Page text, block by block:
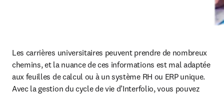
Les carrières universitaires peuvent prendre de nombreux
chemins, et la nuance de ces informations est mal adaptée
aux feuilles de calcul ou à un système RH ou ERP unique.
Avec la gestion du cycle de vie d’Interfolio, vous pouvez